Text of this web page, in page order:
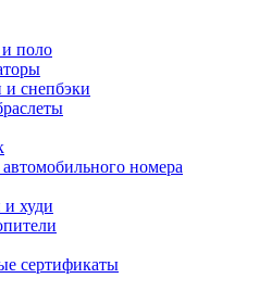
поло
и снепбэки
номера
и худи
сертификаты